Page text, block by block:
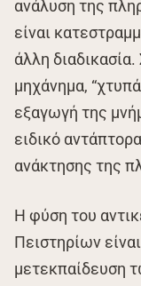
ανάλυση της
είναι
άλλη
μηχάνημα,
εξαγωγή της
ειδικό
ανάκτησης της
Η φύση του
Πειστηρίων
μετεκπαίδευση